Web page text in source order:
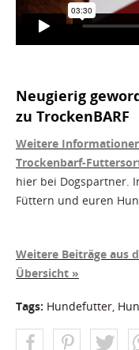
Neugierig
zu TrockenBARF
Weitere
Trockenbarf-
hier bei Dogspartner.
Füttern und euren
Weitere Beiträge aus
Übersicht »
Tags: Hundefutter